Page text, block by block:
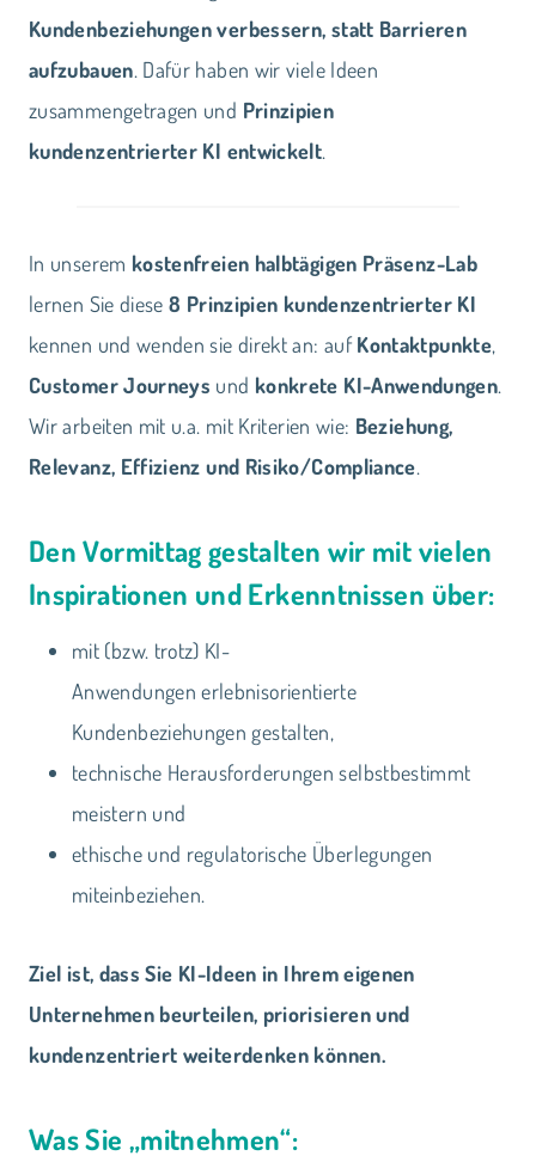
Kundenbeziehungen verbessern, statt Barrieren
aufzubauen. Dafür haben wir viele Ideen
zusammengetragen und Prinzipien
kundenzentrierter KI entwickelt.
In unserem kostenfreien halbtägigen Präsenz-Lab
lernen Sie diese8 Prinzipien kundenzentrierter KI
kennen und wenden sie direkt an: aufKontaktpunkte,
Customer Journeys und konkrete KI-Anwendungen.
Wir arbeiten mit u.a. mit Kriterien wie: Beziehung,
Relevanz, Effizienz und Risiko/Compliance.
Den Vormittag gestalten wir mit vielen
Inspirationen und Erkenntnissen über:
mit (bzw. trotz) KI-
Anwendungen erlebnisorientierte
Kundenbeziehungen gestalten,
technische Herausforderungen selbstbestimmt
meistern und
ethische und regulatorische Überlegungen
miteinbeziehen.
Ziel ist, dass Sie KI-Ideen in Ihrem eigenen
Unternehmen beurteilen, priorisieren und
kundenzentriert weiterdenken können.
Was Sie „mitnehmen“: